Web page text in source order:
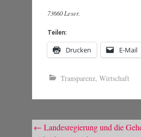
73660 Leser.
Teilen:
Drucken E-Mail
Transparenz, Wirtschaft
Beitragsnavigation
← Landesregierung und die